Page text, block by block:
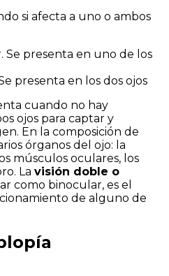
si afecta a uno o ambos
Se presenta en uno de los
presenta en los dos ojos
cuando no hay
ojos para captar y
En la composición de
órganos del ojo: la
músculos oculares, los
La visión doble o
como binocular, es el
de alguno de